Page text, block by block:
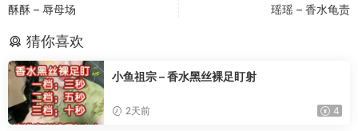
酥酥 – 辱母场 瑶瑶 – 香水龟责
猜你喜欢
小鱼祖宗 – 香水黑丝裸足盯射
2天前 4